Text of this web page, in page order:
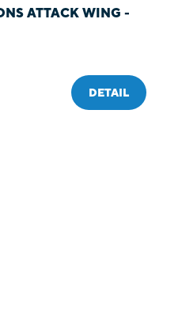
ATTACK WING -
DETAIL